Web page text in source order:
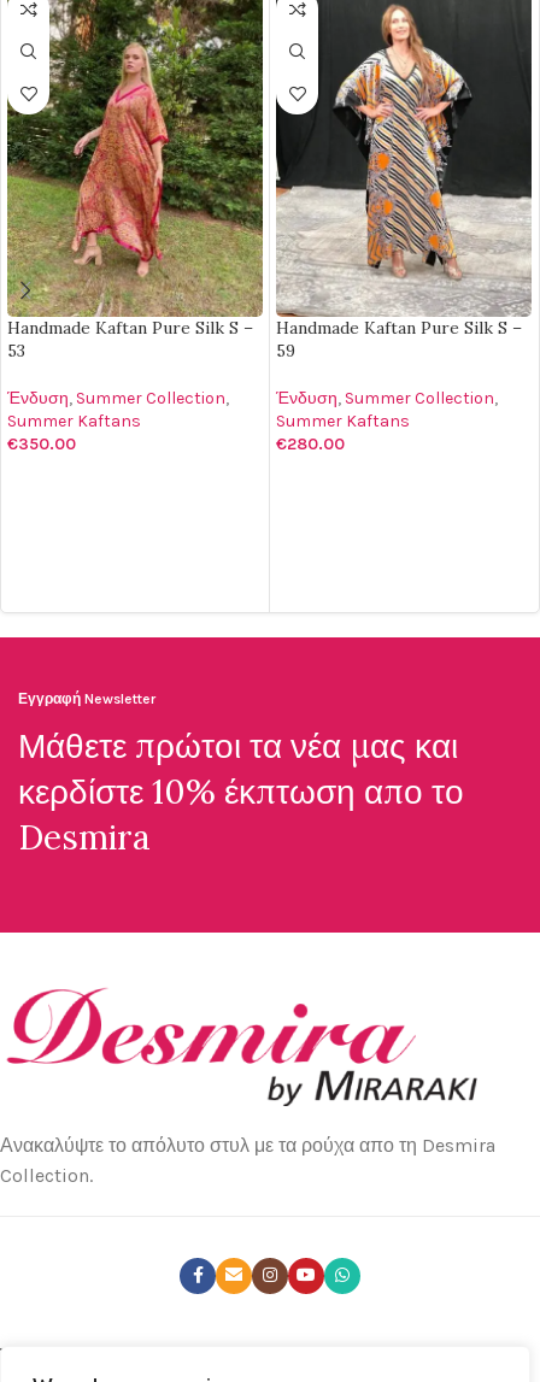
Handmade Kaftan Pure Silk S –
53
Ένδυση, Summer Collection,
Summer Kaftans
€350.00
Handmade Kaftan Pure Silk S –
59
Ένδυση, Summer Collection,
Summer Kaftans
€280.00
Εγγραφή Newsletter
Μάθετε πρώτοι τα νέα μας και
κερδίστε 10% έκπτωση απο το
Desmira
Ανακαλύψτε το απόλυτο στυλ με τα ρούχα απο τη Desmira
Collection.
ΤΕΛΕΥΤΑΊΑ ΝΈΑ